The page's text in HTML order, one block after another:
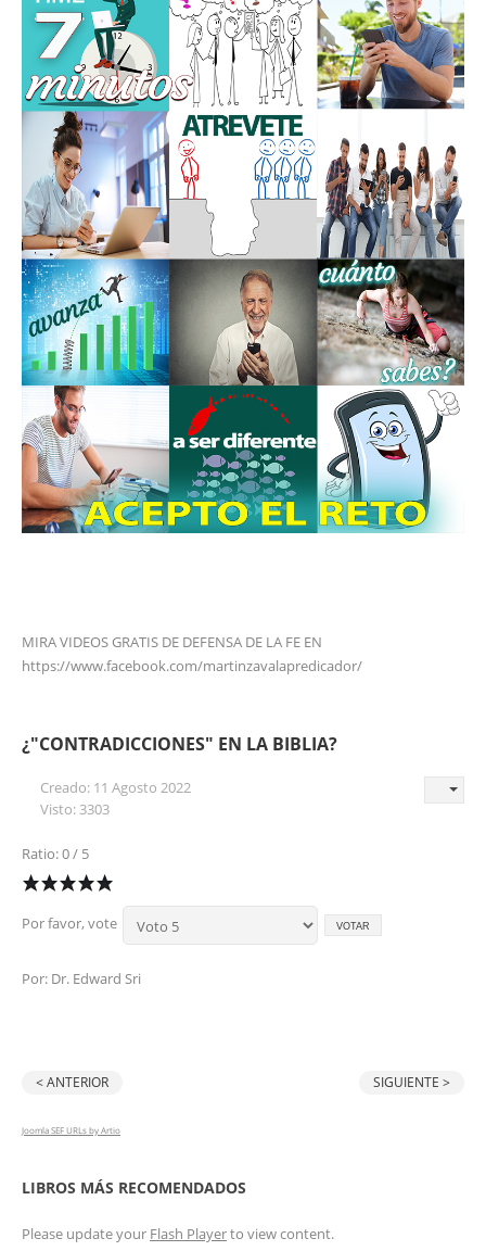
MIRA VIDEOS GRATIS DE DEFENSA DE LA FE EN
https://www.facebook.com/martinzavalapredicador/
¿"CONTRADICCIONES" EN LA BIBLIA?
Creado: 11 Agosto 2022
Visto: 3303
Ratio: 0 / 5
Por favor, vote
Por: Dr. Edward Sri
< ANTERIOR SIGUIENTE >
Joomla SEF URLs by Artio
LIBROS MÁS RECOMENDADOS
Please update your Flash Playerto view content.